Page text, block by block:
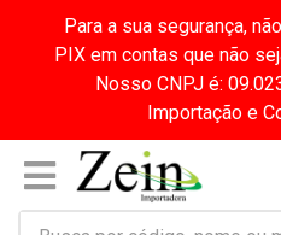
Para a sua segurança,
PIX em contas que não
Nosso CNPJ é:
Importação e